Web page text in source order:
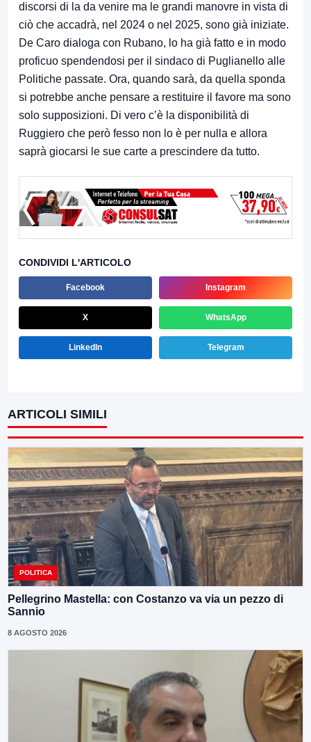
discorsi di la da venire ma le grandi manovre in vista di
ciò che accadrà, nel 2024 o nel 2025, sono già iniziate.
De Caro dialoga con Rubano, lo ha già fatto e in modo
proficuo spendendosi per il sindaco di Puglianello alle
Politiche passate. Ora, quando sarà, da quella sponda
si potrebbe anche pensare a restituire il favore ma sono
solo supposizioni. Di vero c’è la disponibilità di
Ruggiero che però fesso non lo è per nulla e allora
saprà giocarsi le sue carte a prescindere da tutto.
CONDIVIDI L'ARTICOLO
Facebook Instagram
X WhatsApp
LinkedIn Telegram
ARTICOLI SIMILI
POLITICA
Pellegrino Mastella: con Costanzo va via un pezzo di
Sannio
8 AGOSTO 2026